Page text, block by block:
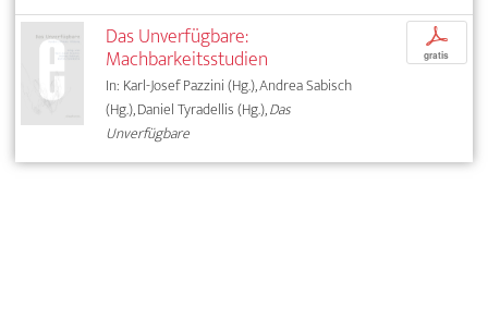
Das Unverfügbare:
Machbarkeitsstudien
In: Karl-Josef Pazzini (Hg.), Andrea Sabisch
(Hg.), Daniel Tyradellis (Hg.),Das
Unverfügbare
p
gratis